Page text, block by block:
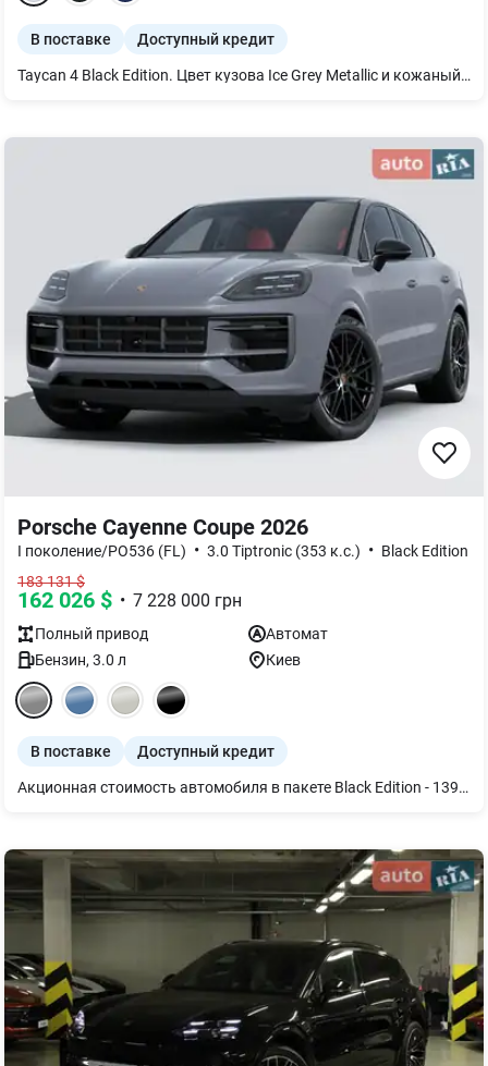
В поставке Доступный кредит
Taycan 4 Black Edition. Цвет кузова Ice Grey Metallic и кожаный интерьер черного цвета с гладкой кожей. Максимальная мощность - 320 кВт / 435 л.с. Ускорение 0-100 км/ч с Launch Control - 4,6 с Запас хода - 627 км Год производства автомобиля - 2026. Дополнительное оборудование: - Панорамная крыша - Пакет Sport Chrono - Герметик для шин и электрический воздушный компрессор - 4+1 сиденья - Подогрев сидений (передних и задних) - Вентиляция сидений (передних) Системы комфорта и помощи водителю - Безключевой доступ - Система комфортного закрытия дверей
Porsche Cayenne Coupe 2026
I поколение/PO536 (FL) • 3.0 Tiptronic (353 к.с.) • Black Edition
183 131$
162 026 $ • 7 228 000 грн
Полный привод
Автомат
Бензин, 3.0 л Киев
В поставке Доступный кредит
Акционная стоимость автомобиля в пакете Black Edition - 139 000 евро Стандартная стоимость автомобиля - 157 000 евро Год производства автомобиля - 2026. Серый цвет Arctic Grey и двухцветный кожаный салон из гладкой кожи цвета Black/Bordeaux Red. Дополнительное оборудование: - 8-ступенчатая автоматическая коробка передач - 20-дюймовое запасное колесо - 21-дюймовые диски RS Spyder Design черного цвета (матовый глянец) - Многофункциональный руль GT Sports с подогревом, отделанный кожей и карбоновыми вставками - Адаптивные спортивные сиденья спереди (18-позиционные с электроприводом) - Карбоновый пакет интерьера - 2+1 сиденья - Подогрев сидений (передних и задних) - Вентиляция сидений (передних) - Дисплей пассажира - Тонированные светодиодные задние фонари - Функция Emergency Stop Оборудование Black Edition: - 21-дюймовые диски RS Spyder Design с расширенными колесными арками в цвет кузова - Противугонными колесные болты (секретки) - Центры колесных дисков с цветным гербом Porsche - Комфортные передние сиденья (14-позиционные с электроприводом и пакетом памяти) - 2+1 сиденья - Подогрев передних сидений - Оформление окон черного цвета (глянец) - Обвес SportDesign - Расширители колесных арок в цвете кузова - Крышка топливного бака эксклюзивного дизайна - Система панорамной крыши - Логотип "PORSCHE" и логотип модели черного цвета (глянец) - Система Power Steering Plus - Адаптивная пневматическая подвеска в сочетании с системой активного регулирования жесткости амортизаторов Porsche (PASM) - Спортивные выхлопные трубы темно-бронзового цвета - 90-литровый топливный бак - Тонированные светодиодные фары HD-Matrix - Светодиодные задние фонари, включая световую полосу - Светодиодные дверные проекторы с логотипом «PORSCHE» - Тонирование - Лобовое стекло с функцией термоизоляции - Герб Porsche на подголовниках передних сидений